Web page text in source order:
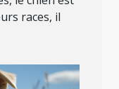
races, il